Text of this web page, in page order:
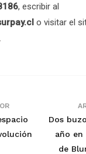
, escribir al
o visitar el
.
Dos
año en
de